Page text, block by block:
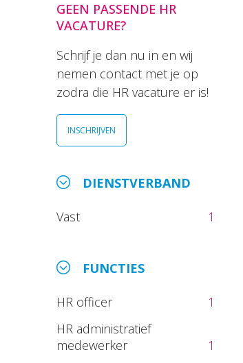
GEEN PASSENDE HR
VACATURE?
Schrijf je dan nu in en wij
nemen contact met je op
zodra die HR vacature er is!
INSCHRIJVEN
DIENSTVERBAND
Vast 1
FUNCTIES
HR officer
1
HR administratief
medewerker
1